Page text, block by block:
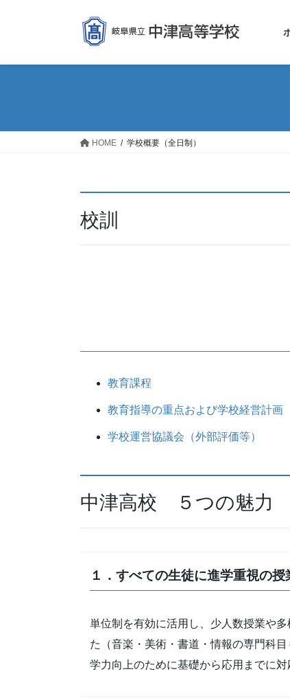
HOME 学校概要（全日制）
校訓
教育課程
教育指導の重点および学校経営計画
学校運営協議会（外部評価等）
中津高校 ５つの魅力
１．すべての生徒に進学重視の授
単位制を有効に活用し、少人数授業や
た（音楽・美術・書道・情報の専門科目
学力向上のために基礎から応用までに